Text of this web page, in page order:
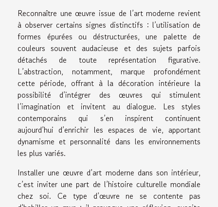
Reconnaître une œuvre issue de l’art moderne revient
à observer certains signes distinctifs : l’utilisation de
formes épurées ou déstructurées, une palette de
couleurs souvent audacieuse et des sujets parfois
détachés de toute représentation figurative.
L’abstraction, notamment, marque profondément
cette période, offrant à la décoration intérieure la
possibilité d’intégrer des œuvres qui stimulent
l’imagination et invitent au dialogue. Les styles
contemporains qui s’en inspirent continuent
aujourd’hui d’enrichir les espaces de vie, apportant
dynamisme et personnalité dans les environnements
les plus variés.
Installer une œuvre d’art moderne dans son intérieur,
c’est inviter une part de l’histoire culturelle mondiale
chez soi. Ce type d’œuvre ne se contente pas